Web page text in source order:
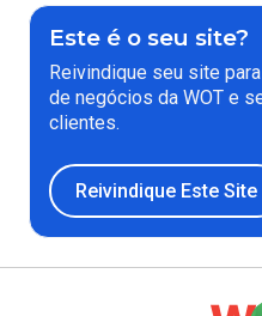
Este é o seu site?
Reivindique seu site
de negócios da WOT e
clientes.
Reivindique Este Site